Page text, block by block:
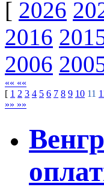
[ 2026
2016
2006
«« ««
[ 1 2 3 4 5 6 7 8 9 10 11
»» »»